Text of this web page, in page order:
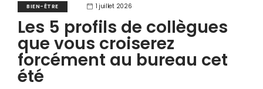
BIEN-ÊTRE 1 juillet 2026
Les 5 profils de collègues
que vous croiserez
forcément au bureau cet
été